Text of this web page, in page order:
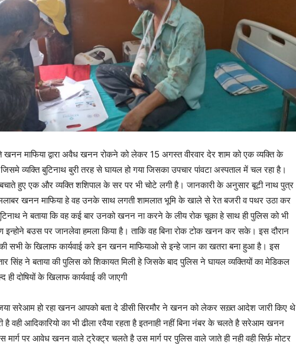
माफिया द्वारा अवैध खनन रोकने को लेकर 15 अगस्त वीरवार देर शाम को एक व्यक्ति के
व्यक्ति बुटिनाथ बुरी तरह से घायल हो गया जिसका उपचार पांवटा अस्पताल में चल रहा है।
हुए एक और व्यक्ति शशिपाल के सर पर भी चोटे लगी है। जानकारी के अनुसार बूटी नाथ पुत्र
खनन माफिया हे वह उनके साथ लगती शामलात भूमि के खाले से रेत बजरी व पथर उठा कर
ने बताया कि वह कई बार उनको खनन ना करने के लीय रोक चूका हे साथ ही पुलिस को भी
बउस पर जानलेवा हमला किया है। ताकि वह बिना रोक टोक खनन कर सके। इस दौरान
सभी के खिलाफ कार्यवाई करे इन खनन माफियाओ से इन्हे जान का खतरा बना हुआ है। इस
सिंह ने बताया की पुलिस को शिकायत मिली हे जिसके बाद पुलिस ने घायल व्यक्तियों का मेडिकल
दोषियों के खिलाफ कार्यवाई की जाएगी
सरेआम हो रहा खनन आपको बता दे डीसी सिरमौर ने खनन को लेकर सख़्त आदेश जारी किए थे
है वही आदिकारियो का भी ढीला रवैया रहता है इतनाही नहीं बिना नंबर के चलते है सरेआम खनन
मार्ग पर आवेध खनन वाले ट्रेक्ट्र चलते है उस मार्ग पर पुलिस वाले जाते ही नही वही सिर्फ़ मोटर